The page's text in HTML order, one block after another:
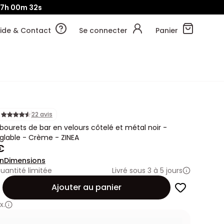
00m 30s
& Contact Se connecter Panier
22 avis
de bar en velours côtelé et métal noir -
- Crème - ZINEA
Dimensions
limitée
Livré sous 3 à 5 jours
Ajouter au panier